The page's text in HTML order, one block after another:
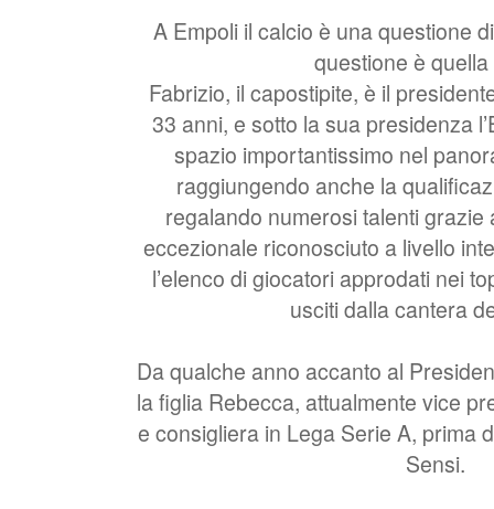
A Empoli il calcio è una questione
questione è
Fabrizio, il capostipite, è il
33 anni, e sotto la sua presidenza
spazio importantissimo nel
raggiungendo anche la
regalando numerosi talenti
eccezionale riconosciuto a livello
l’elenco di giocatori approdati nei
usciti dalla cantera
Da qualche anno accanto al
la figlia Rebecca, attualmente vice
e consigliera in Lega Serie A, prima
Sensi.